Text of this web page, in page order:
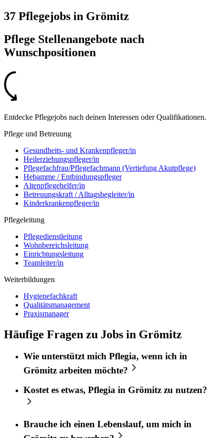
37 Pflegejobs in Grömitz
Pflege Stellenangebote nach
Wunschpositionen
Entdecke Pflegejobs nach deinen Interessen oder Qualifikationen.
Pflege und Betreuung
Gesundheits- und Krankenpfleger/in
Heilerziehungspfleger/in
Pflegefachfrau/Pflegefachmann (Vertiefung Akutpflege)
Hebamme / Entbindungspfleger
Altenpflegehelfer/in
Betreuungskraft / Alltagsbegleiter/in
Kinderkrankenpfleger/in
Pflegeleitung
Pflegedienstleitung
Wohnbereichsleitung
Einrichtungsleitung
Teamleiter/in
Weiterbildungen
Hygienefachkraft
Qualitätsmanagement
Praxismanager
Häufige Fragen zu Jobs in Grömitz
Wie unterstützt mich Pflegia, wenn ich in
Grömitz arbeiten möchte?
Kostet es etwas, Pflegia in Grömitz zu nutzen?
Brauche ich einen Lebenslauf, um mich in